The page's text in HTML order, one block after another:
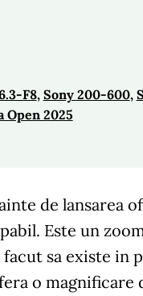
F8, Sony 200-600,
Open 2025
de lansarea
Este un
sa existe in
o magnificare